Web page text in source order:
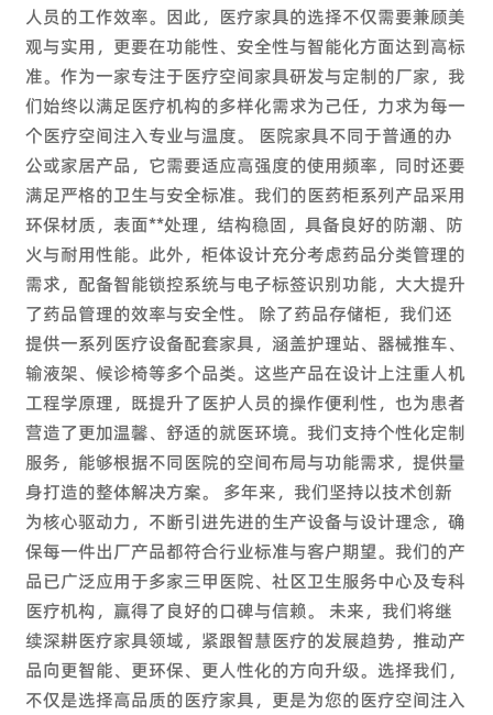
人员的工作效率。因此，医疗家具的选择不仅需要兼顾美
观与实用，更要在功能性、安全性与智能化方面达到高标
准。作为一家专注于医疗空间家具研发与定制的厂家，我
们始终以满足医疗机构的多样化需求为己任，力求为每一
个医疗空间注入专业与温度。 医院家具不同于普通的办
公或家居产品，它需要适应高强度的使用频率，同时还要
满足严格的卫生与安全标准。我们的医药柜系列产品采用
环保材质，表面**处理，结构稳固，具备良好的防潮、防
火与耐用性能。此外，柜体设计充分考虑药品分类管理的
需求，配备智能锁控系统与电子标签识别功能，大大提升
了药品管理的效率与安全性。 除了药品存储柜，我们还
提供一系列医疗设备配套家具，涵盖护理站、器械推车、
输液架、候诊椅等多个品类。这些产品在设计上注重人机
工程学原理，既提升了医护人员的操作便利性，也为患者
营造了更加温馨、舒适的就医环境。我们支持个性化定制
服务，能够根据不同医院的空间布局与功能需求，提供量
身打造的整体解决方案。 多年来，我们坚持以技术创新
为核心驱动力，不断引进先进的生产设备与设计理念，确
保每一件出厂产品都符合行业标准与客户期望。我们的产
品已广泛应用于多家三甲医院、社区卫生服务中心及专科
医疗机构，赢得了良好的口碑与信赖。 未来，我们将继
续深耕医疗家具领域，紧跟智慧医疗的发展趋势，推动产
品向更智能、更环保、更人性化的方向升级。选择我们，
不仅是选择高品质的医疗家具，更是为您的医疗空间注入